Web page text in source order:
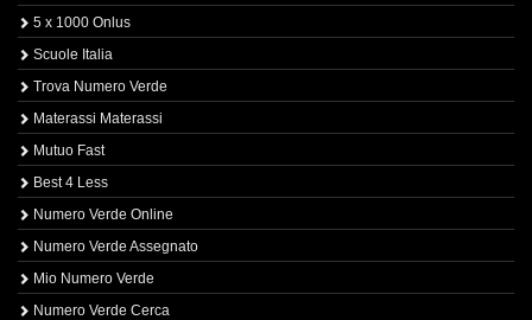
5 x 1000 Onlus
Scuole Italia
Trova Numero Verde
Materassi Materassi
Mutuo Fast
Best 4 Less
Numero Verde Online
Numero Verde Assegnato
Mio Numero Verde
Numero Verde Cerca